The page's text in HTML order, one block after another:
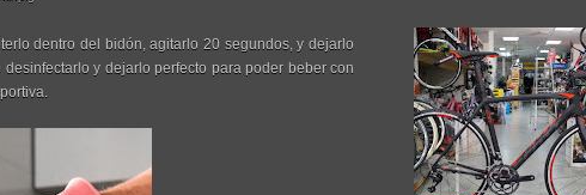
dentro del bidón, agitarlo 20 segundos, y dejarlo
y dejarlo perfecto para poder beber con